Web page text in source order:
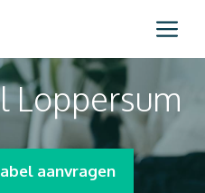
Loppersum
aanvragen